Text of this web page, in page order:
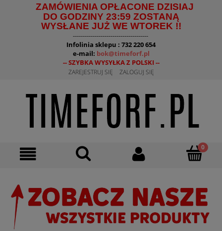
ZAMÓWIENIA OPŁACONE DZISIAJ
DO GODZINY 23:59 ZOSTANĄ
WYSŁANE JUŻ WE WTOREK !!
--------------------------------------
Infolinia sklepu : 732 220 654
e-mail: bok@timeforf.pl
-- SZYBKA WYSYŁKA Z POLSKI --
ZAREJESTRUJ SIĘ ZALOGUJ SIĘ